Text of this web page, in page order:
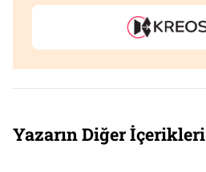
Yazarın Diğer İçerikleri